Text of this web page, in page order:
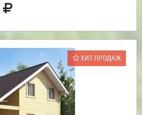
ХИТ ПРОДАЖ